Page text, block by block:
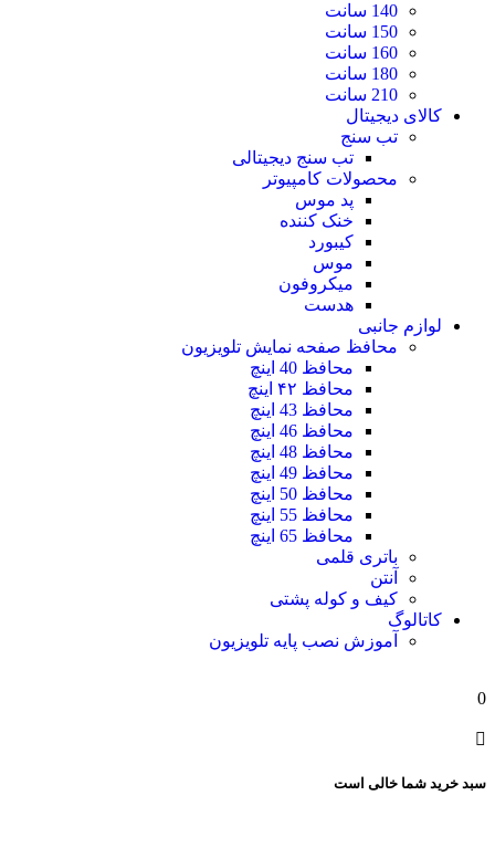
140 سانت
150 سانت
160 سانت
180 سانت
210 سانت
کالای دیجیتال
تب سنج
تب سنج دیجیتالی
محصولات کامپیوتر
پد موس
خنک کننده
کیبورد
موس
میکروفون
هدست
لوازم جانبی
محافظ صفحه نمایش تلویزیون
محافظ 40 اینچ
محافظ ۴۲ اینچ
محافظ 43 اینچ
محافظ 46 اینچ
محافظ 48 اینچ
محافظ 49 اینچ
محافظ 50 اینچ
محافظ 55 اینچ
محافظ 65 اینچ
باتری قلمی
آنتن
کیف و کوله پشتی
کاتالوگ
آموزش نصب پایه تلویزیون
0
سبد خرید شما خالی است